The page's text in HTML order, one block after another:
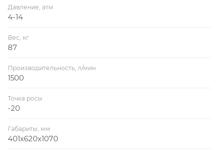
Давление, атм
4-14
Вес, кг
87
Производительность, л/мин
1500
Точка росы
-20
Габариты, мм
401x620x1070